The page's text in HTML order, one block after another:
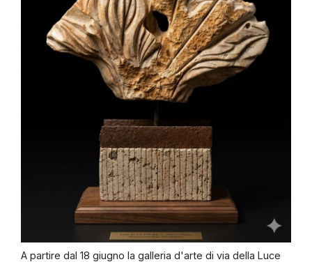
A partire dal 18 giugno la galleria d'arte di via della Luce